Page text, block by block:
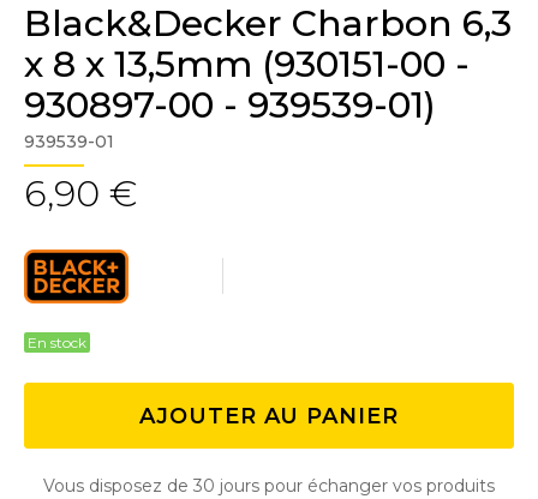
Black&Decker Charbon 6,3
x 8 x 13,5mm (930151-00 -
930897-00 - 939539-01)
939539-01
6,90 €
En stock
AJOUTER AU PANIER
Vous disposez de 30 jours pour échanger vos produits